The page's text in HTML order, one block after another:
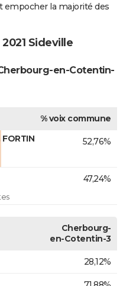
empocher la majorité des
Sideville
en-Cotentin-
% voix commune
52,76%
47,24%
Cherbourg-
en-Cotentin-3
28,12%